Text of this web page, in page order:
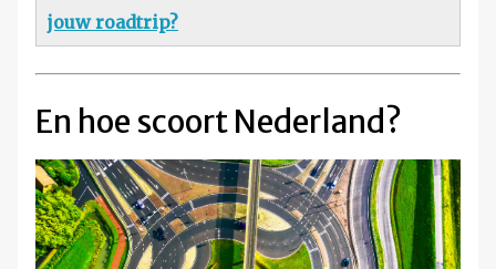
jouw roadtrip?
En hoe scoort Nederland?